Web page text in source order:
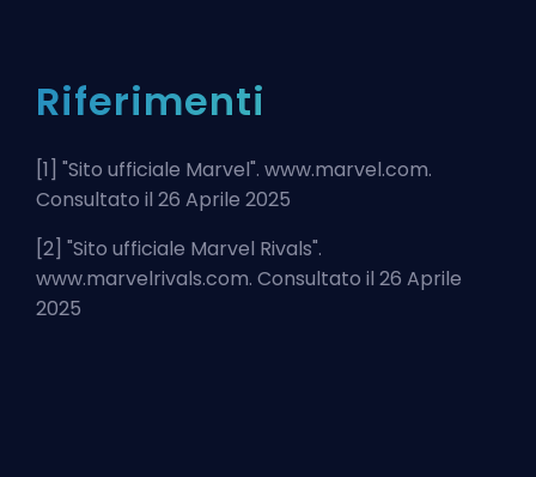
Riferimenti
[1] "Sito ufficiale Marvel". www.marvel.com.
Consultato il 26 Aprile 2025
[2] "Sito ufficiale Marvel Rivals".
www.marvelrivals.com. Consultato il 26 Aprile
2025